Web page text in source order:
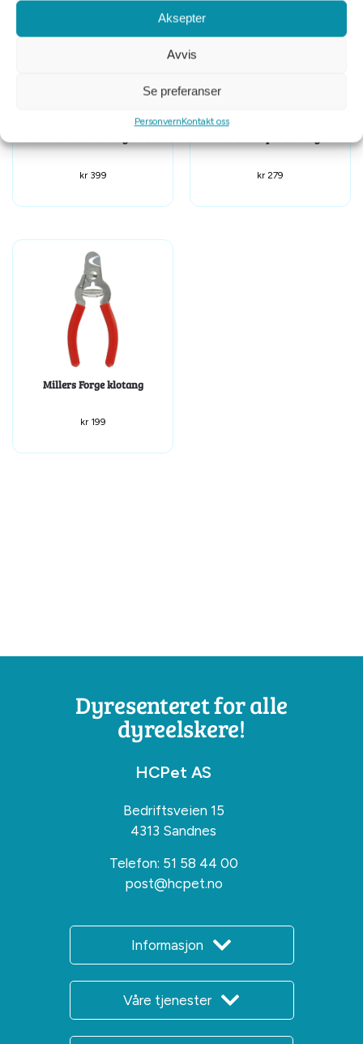
Aksepter
Avvis
Se preferanser
PersonvernKontakt oss
kr399 kr 279
Millers Forge klotang
kr199
Dyresenteret for alle
dyreelskere!
HCPet AS
Bedriftsveien 15
4313 Sandnes
Telefon: 51 58 44 00
post@hcpet.no
Informasjon
Våre tjenester